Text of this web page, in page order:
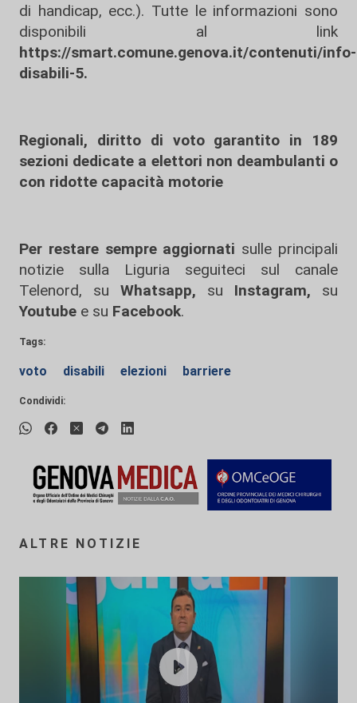
di handicap, ecc.). Tutte le informazioni sono
disponibili al link
https://smart.comune.genova.it/contenuti/info-
disabili-5.
Regionali, diritto di voto garantito in 189
sezioni dedicate a elettori non deambulanti o
con ridotte capacità motorie
Per restare sempre aggiornati sulle principali
notizie sulla Liguria seguiteci sul canale
Telenord, su
Whatsapp, su Instagram, su
Youtube e su Facebook.
Tags:
voto disabili elezioni barriere
Condividi:
ALTRE NOTIZIE